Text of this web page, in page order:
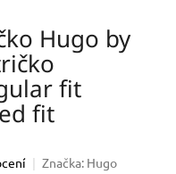
Hugo by
fit
fit
Značka: Hugo